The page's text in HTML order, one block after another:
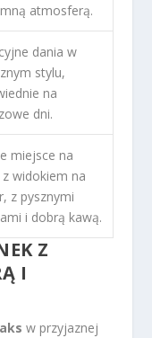
atmosferą.
dania w
stylu,
na
dni.
miejsce na
z widokiem na
z pysznymi
i dobrą kawą.
Z
I
w przyjaznej